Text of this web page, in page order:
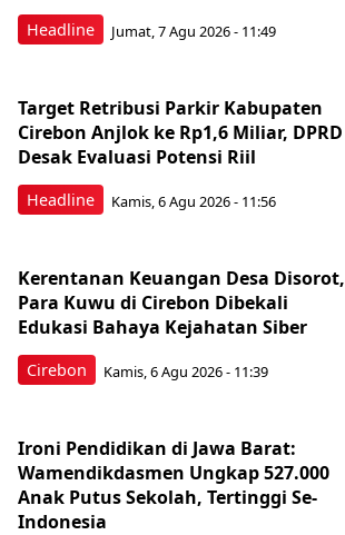
Headline Jumat, 7 Agu 2026 - 11:49
Headline
Target Retribusi Parkir Kabupaten
Cirebon Anjlok ke Rp1,6 Miliar, DPRD
Desak Evaluasi Potensi Riil
Kamis, 6 Agu 2026 - 11:56
Cirebon
Kerentanan Keuangan Desa Disorot,
Para Kuwu di Cirebon Dibekali
Edukasi Bahaya Kejahatan Siber
Kamis, 6 Agu 2026 - 11:39
Ironi Pendidikan di Jawa Barat:
Wamendikdasmen Ungkap 527.000
Anak Putus Sekolah, Tertinggi Se-
Indonesia